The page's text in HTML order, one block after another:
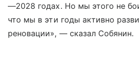
—2028 годах. Но мы этого не
что мы в эти годы активно
реновации», — сказал Собянин.